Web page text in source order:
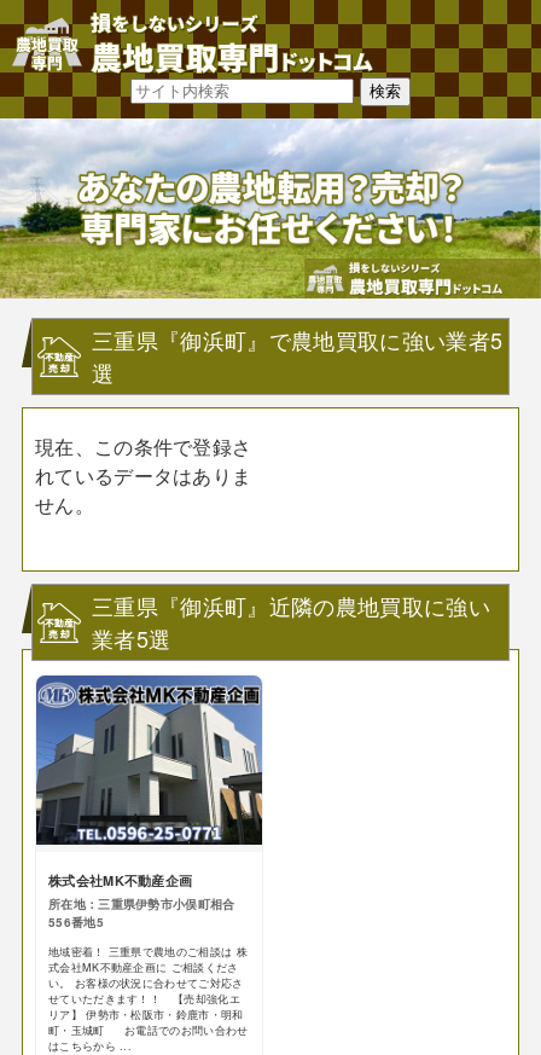
三重県『御浜町』で農地買取に強い業者5
選
現在、この条件で登録さ
れているデータはありま
せん。
三重県『御浜町』近隣の農地買取に強い
業者5選
株式会社MK不動産企画
所在地：三重県伊勢市小俣町相合
556番地5
地域密着！ 三重県で農地のご相談は 株
式会社MK不動産企画に ご相談くださ
い。 お客様の状況に合わせてご対応さ
せていただきます！！ 【売却強化エ
リア】 伊勢市・松阪市・鈴鹿市・明和
町・玉城町 お電話でのお問い合わせ
はこちらから ...